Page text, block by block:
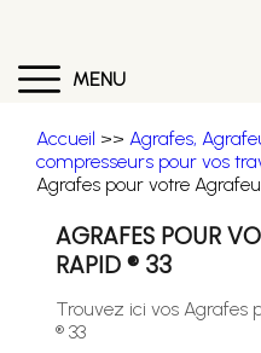
MENU
Accueil >> Agrafes,
compresseurs pour vos
Agrafes pour votre
AGRAFES POUR
RAPID ® 33
Trouvez ici vos Agrafes
® 33